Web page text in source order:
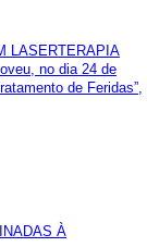
LASERTERAPIA
no dia 24 de
de Feridas”,
À